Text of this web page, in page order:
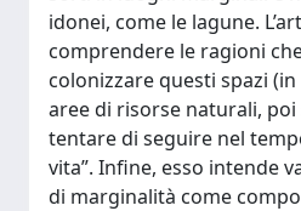
idonei, come le lagune.
comprendere le ragioni
colonizzare questi spazi
aree di risorse naturali,
tentare di seguire nel
vita”. Infine, esso intende
di marginalità come